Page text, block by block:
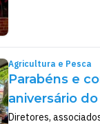
Agricultura e Pesca
Parabéns e
aniversário
Diretores,